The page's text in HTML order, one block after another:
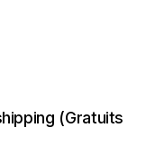
(Gratuits